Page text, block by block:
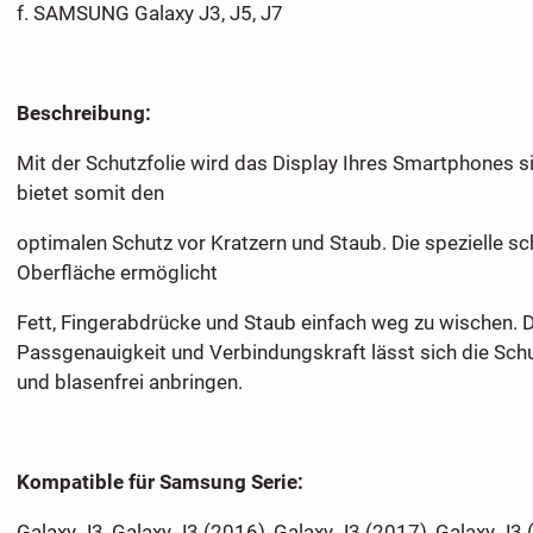
f. SAMSUNG Galaxy J3, J5, J7
Beschreibung:
Mit der Schutzfolie wird das Display Ihres Smartphones
bietet somit den
optimalen Schutz vor Kratzern und Staub. Die spezielle
Oberfläche ermöglicht
Fett, Fingerabdrücke und Staub einfach weg zu wischen.
Passgenauigkeit und Verbindungskraft lässt sich die
und blasenfrei anbringen.
Kompatible für Samsung Serie: